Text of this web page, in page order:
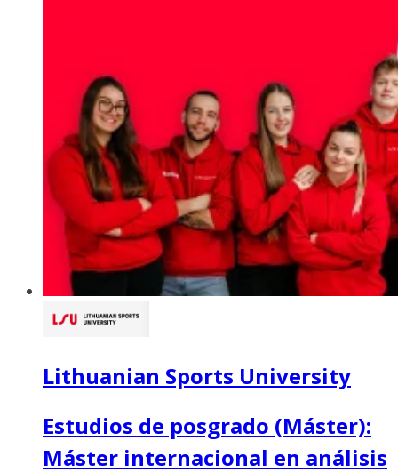
Lithuanian Sports University
Estudios de posgrado (Máster):
Máster internacional en análisis